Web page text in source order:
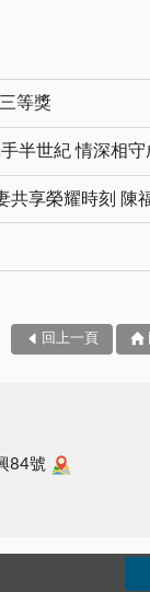
等獎
回上一頁
84號